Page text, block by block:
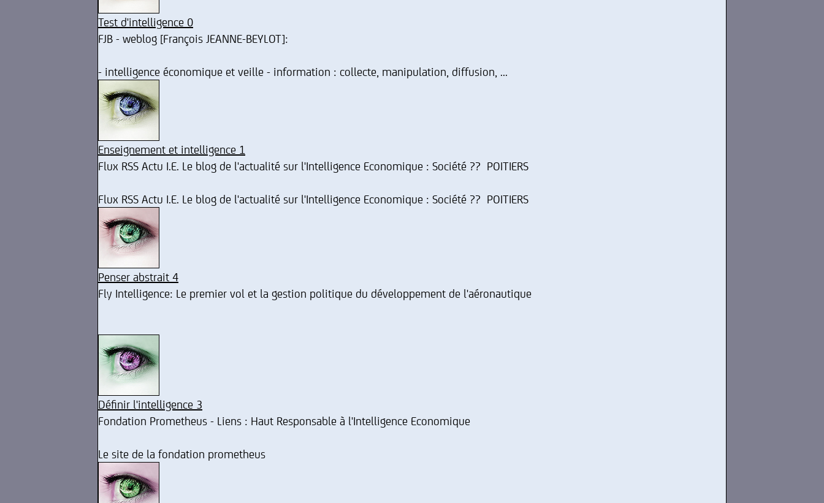
Test d'intelligence 0
FJB - weblog [François JEANNE-BEYLOT]:
- intelligence économique et veille - information : collecte, manipulation, diffusion, ...
Enseignement et intelligence 1
Flux RSS Actu I.E. Le blog de l'actualité sur l'Intelligence Economique : Société ?? POITIERS
Flux RSS Actu I.E. Le blog de l'actualité sur l'Intelligence Economique : Société ?? POITIERS
Penser abstrait 4
Fly Intelligence: Le premier vol et la gestion politique du développement de l'aéronautique
Définir l'intelligence 3
Fondation Prometheus - Liens : Haut Responsable à l'Intelligence Economique
Le site de la fondation prometheus